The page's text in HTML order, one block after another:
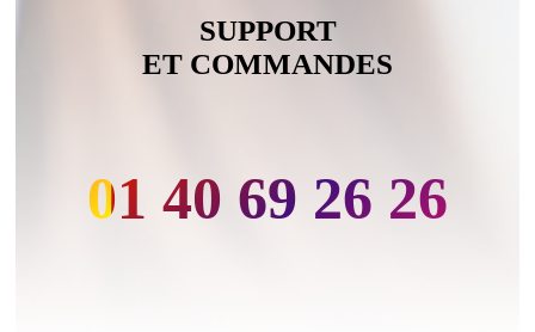
SUPPORT
ET COMMANDES
01 40 69 26 26